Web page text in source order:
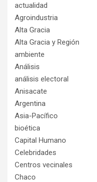
actualidad
Agroindustria
Alta Gracia
Alta Gracia y Región
ambiente
Análisis
análisis electoral
Anisacate
Argentina
Asia-Pacífico
bioética
Capital Humano
Celebridades
Centros vecinales
Chaco